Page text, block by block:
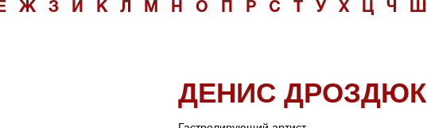
Е Ж З И К Л М Н О Р С У Х Ц Ч Ш
ДЕНИС ДРОЗДЮК